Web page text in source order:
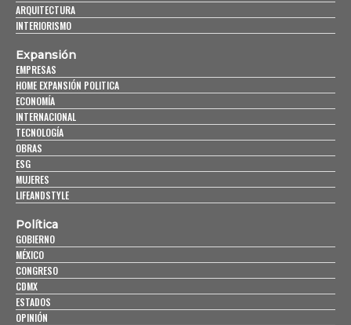
ARQUITECTURA
INTERIORISMO
Expansión
EMPRESAS
HOME EXPANSIÓN POLITICA
ECONOMÍA
INTERNACIONAL
TECNOLOGÍA
OBRAS
ESG
MUJERES
LIFEANDSTYLE
Política
GOBIERNO
MÉXICO
CONGRESO
CDMX
ESTADOS
OPINIÓN